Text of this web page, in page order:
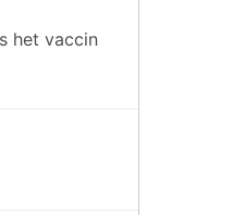
het vaccin